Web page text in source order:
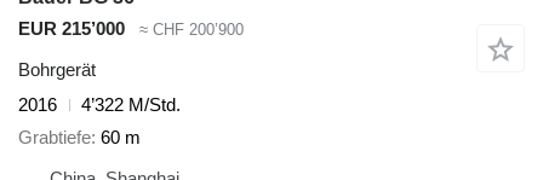
EUR 215’000
≈ CHF 200’900
Bohrgerät
2016
4’322 M/Std.
Grabtiefe 60 m